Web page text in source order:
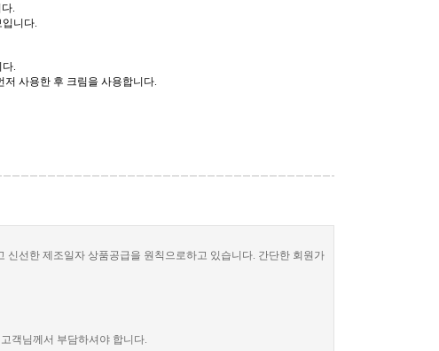
.
니다.
.
사용한 후 크림을 사용합니다.
선한 제조일자 상품공급을 원칙으로하고 있습니다. 간단한 회원가
객님께서 부담하셔야 합니다.